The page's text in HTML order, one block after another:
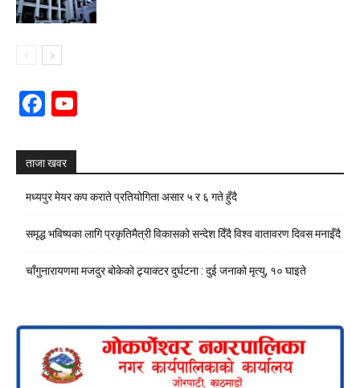
Facebook
ताजा खवर
मध्यपुर मेयर कप कराते प्रतियोगिता असार ५ र ६ गते हुँदै
समृद्ध भविष्यका लागि प्रकृतिमैत्री विकासको सन्देश दिँदै विश्व वातावरण दिवस मनाइँदै
चाँगुनारायणमा मजदुर बोकेको ट्र्याक्टर दुर्घटना : दुई जनाको मृत्यु, १० घाइते